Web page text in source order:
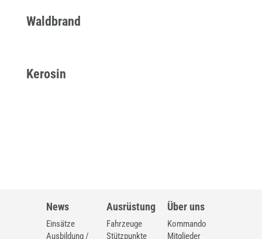
Waldbrand
Kerosin
News
Einsätze
Ausbildung /
Ausrüstung
Fahrzeuge
Stützpunkte
Über uns
Kommando
Mitglieder